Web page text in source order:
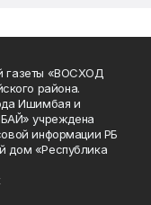
газеты «ВОСХОД
района.
Ишимбая и
учреждена
информации РБ
дом «Республика